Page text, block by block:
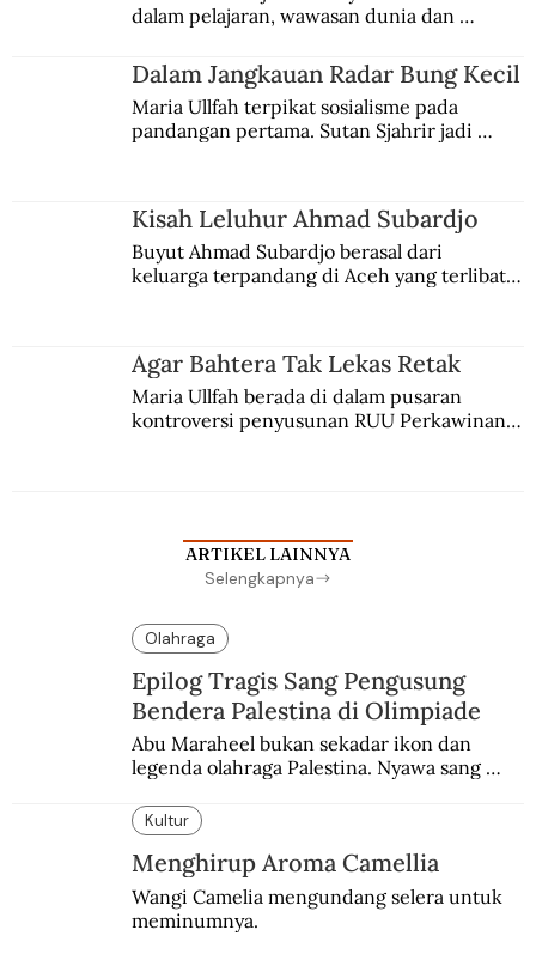
dalam pelajaran, wawasan dunia dan
Jules Verne, Multatuli, hingga Sun Yat-sen.
Dalam Jangkauan Radar Bung Kecil
Maria Ullfah terpikat sosialisme pada
pandangan pertama. Sutan Sjahrir jadi
Kisah Leluhur Ahmad Subardjo
Buyut Ahmad Subardjo berasal dari
keluarga terpandang di Aceh yang terlibat
Agar Bahtera Tak Lekas Retak
Maria Ullfah berada di dalam pusaran
kontroversi penyusunan RUU Perkawinan.
ARTIKEL LAINNYA
Selengkapnya
Olahraga
Epilog Tragis Sang Pengusung
Bendera Palestina di Olimpiade
Abu Maraheel bukan sekadar ikon dan
legenda olahraga Palestina. Nyawa sang
memblokade Rafah.
Kultur
Menghirup Aroma Camellia
Wangi Camelia mengundang selera untuk
meminumnya.